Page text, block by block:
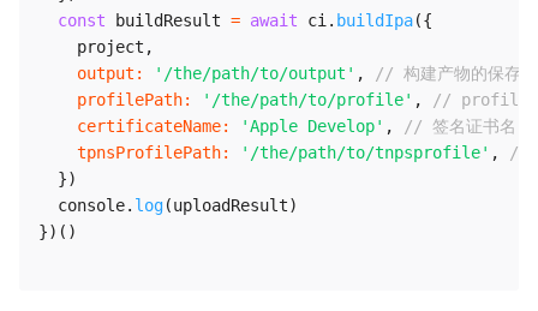
const buildResult = await ci . buildIpa({
    project
,
output : '/the/path/to/output' ,
// 构建产物的保存路
profilePath: '/the/path/to/profile' ,
// profile 文
certificateName: 'Apple Develop' ,
// 签名证书名
tpnsProfilePath: '/the/path/to/tnpsprofile' ,
//
})
  console
. log(uploadResult)
}) ( )